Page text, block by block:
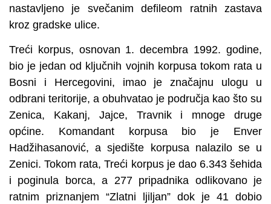
nastavljeno je svečanim defileom ratnih zastava
kroz gradske ulice.
Treći korpus, osnovan 1. decembra 1992. godine,
bio je jedan od ključnih vojnih korpusa tokom rata u
Bosni i Hercegovini, imao je značajnu ulogu u
odbrani teritorije, a obuhvatao je područja kao što su
Zenica, Kakanj, Jajce, Travnik i mnoge druge
općine. Komandant korpusa bio je Enver
Hadžihasanović, a sjedište korpusa nalazilo se u
Zenici. Tokom rata, Treći korpus je dao 6.343 šehida
i poginula borca, a 277 pripadnika odlikovano je
ratnim priznanjem “Zlatni ljiljan” dok je 41 dobio